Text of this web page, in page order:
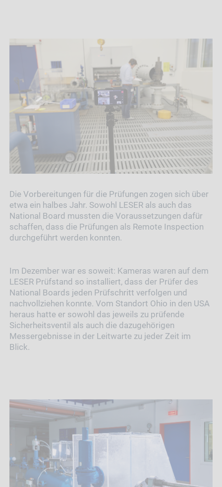
Die Vorbereitungen für die Prüfungen zogen sich über
etwa ein halbes Jahr. Sowohl LESER als auch das
National Board mussten die Voraussetzungen dafür
schaffen, dass die Prüfungen als Remote Inspection
durchgeführt werden konnten.
Im Dezember war es soweit: Kameras waren auf dem
LESER Prüfstand so installiert, dass der Prüfer des
National Boards jeden Prüfschritt verfolgen und
nachvollziehen konnte. Vom Standort Ohio in den USA
heraus hatte er sowohl das jeweils zu prüfende
Sicherheitsventil als auch die dazugehörigen
Messergebnisse in der Leitwarte zu jeder Zeit im
Blick.